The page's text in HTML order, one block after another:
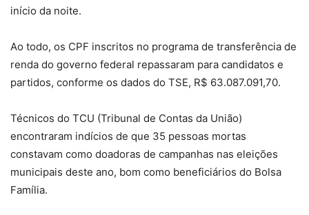
início da noite.
Ao todo, os CPF inscritos no programa de transferência de
renda do governo federal repassaram para candidatos e
partidos, conforme os dados do TSE, R$ 63.087.091,70.
Técnicos do TCU (Tribunal de Contas da União)
encontraram indícios de que 35 pessoas mortas
constavam como doadoras de campanhas nas eleições
municipais deste ano, bom como beneficiários do Bolsa
Família.